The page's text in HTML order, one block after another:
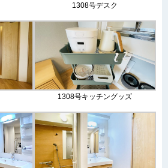
1308号デスク
1308号キッチングッズ